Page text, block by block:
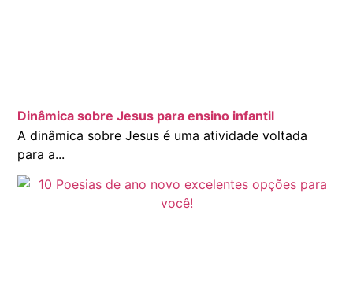
Dinâmica sobre Jesus para ensino infantil
A dinâmica sobre Jesus é uma atividade voltada
para a...